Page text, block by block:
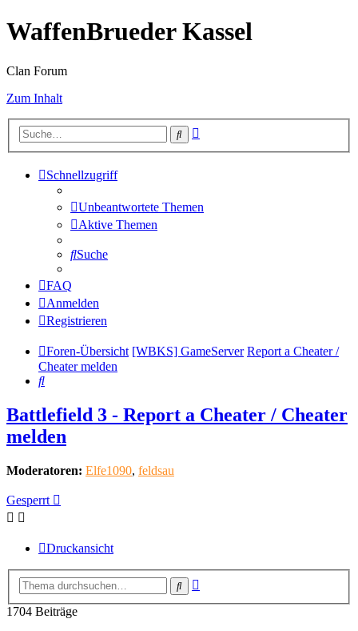
WaffenBrueder Kassel
Clan Forum
Zum Inhalt
Suche
Schnellzugriff
Unbeantwortete Themen
Aktive Themen
Suche
FAQ
Anmelden
Registrieren
Foren-Übersicht [WBKS] GameServer Report a Cheater /
Cheater melden
Suche
Battlefield 3 - Report a Cheater / Cheater
melden
Moderatoren: Elfe1090, feldsau
Gesperrt
Druckansicht
Suche
1704 Beiträge